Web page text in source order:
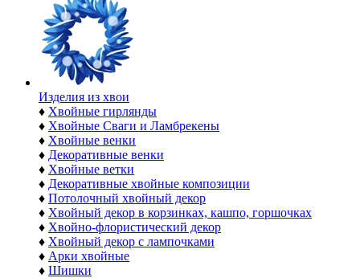
Изделия из хвои
♦ Хвойные гирлянды
♦ Хвойные Сваги и Ламбрекены
♦ Хвойные венки
♦ Декоративные венки
♦ Хвойные ветки
♦ Декоративные хвойные композиции
♦ Потолочный хвойный декор
♦ Хвойный декор в корзинках, кашпо, горшочках
♦ Хвойно-флористический декор
♦ Хвойный декор с лампочками
♦ Арки хвойные
♦ Шишки